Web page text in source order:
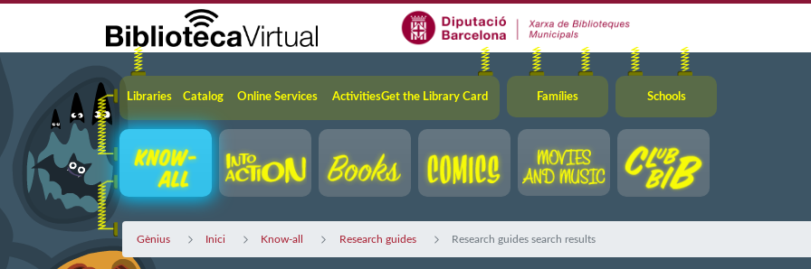
Navigation
Libraries Catalog Online Services ActivitiesGet the Library Card Famílies Schools
Gènius Inici Know-all Research guides Research guides search results